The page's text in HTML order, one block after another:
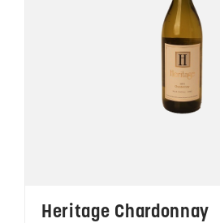
Heritage Chardonnay